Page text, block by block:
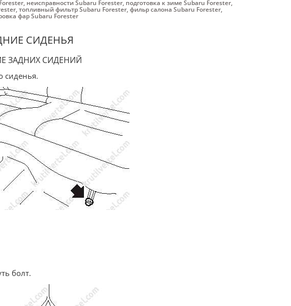
, неисправности Subaru Forester, подготовка к зиме Subaru Forester,
,топливный фильтр Subaru Forester,фильр салона Subaru Forester,
фар Subaru Forester
СИДЕНЬЯ
ЗАДНИХ СИДЕНИЙ
сиденья.
болт.